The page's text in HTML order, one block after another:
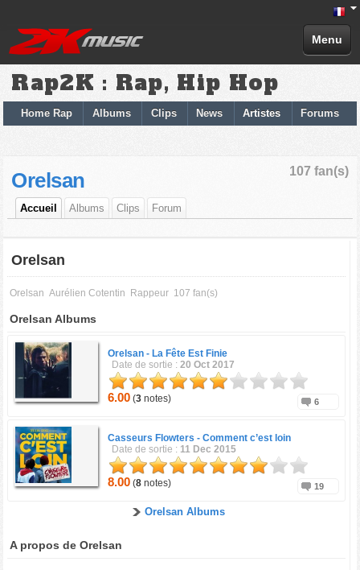
Menu
Rap2K : Rap, Hip Hop
Home Rap Albums Clips News Artistes Forums
107 fan(s)
Orelsan
Accueil Albums Clips Forum
Orelsan
Orelsan Aurélien Cotentin Rappeur 107 fan(s)
Orelsan Albums
Orelsan - La Fête Est Finie
Date de sortie :20 Oct 2017
6.00 (3 notes) 6
Casseurs Flowters -Comment c’est loin
Date de sortie : 11 Dec 2015
8.00 (8 notes) 19
Orelsan Albums
A propos de Orelsan